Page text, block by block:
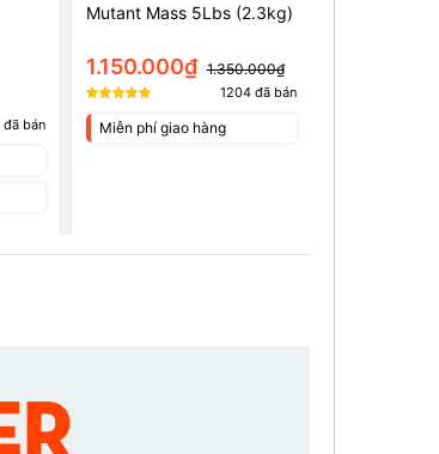
đã bán
Mutant Mass 5Lbs (2.3kg)
1.150.000₫1.350.000₫
1204đã bán
Miễn phí giao hàng